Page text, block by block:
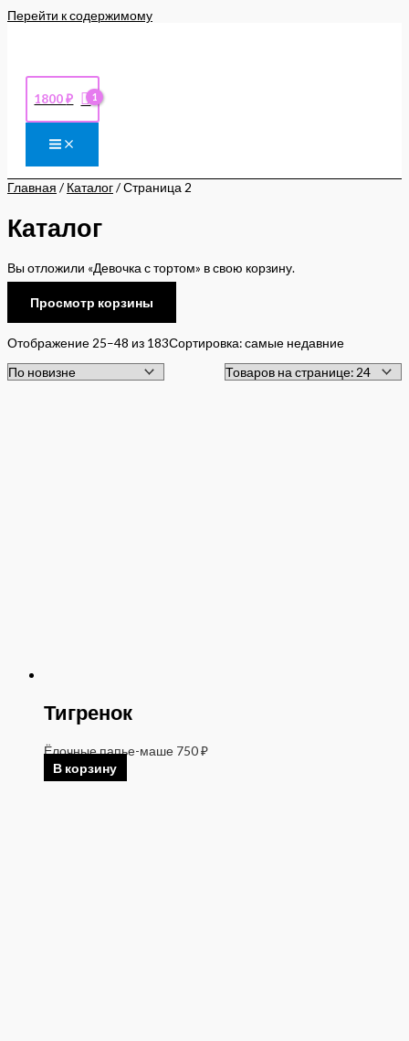
Перейти к содержимому
1800₽
Главная / Каталог/ Страница 2
Каталог
Вы отложили «Девочка с тортом» в свою корзину.
Просмотр корзины
Отображение 25–48 из 183Сортировка: самые недавние
Тигренок
Ёлочные папье-маше 750₽
В корзину